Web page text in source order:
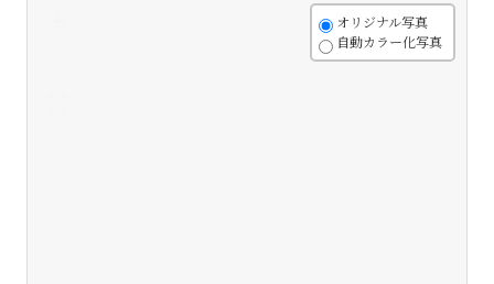
オリジナル写真
自動カラー化写真